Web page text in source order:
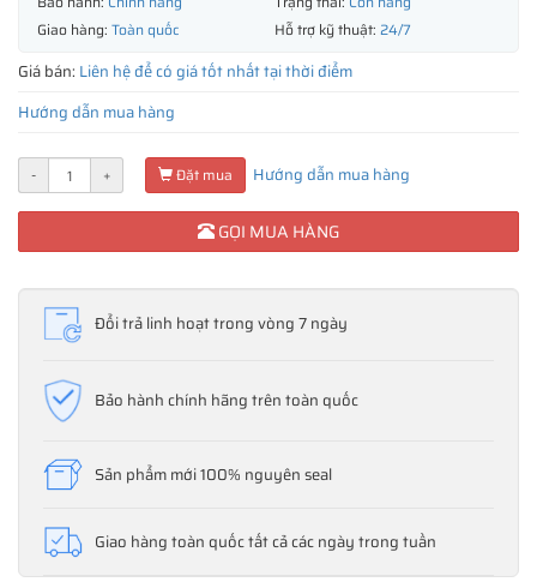
Giao hàng: Toàn quốc Hỗ trợ kỹ thuật: 24/7
Giá bán: Liên hệ để có giá tốt nhất tại thời điểm
Hướng dẫn mua hàng
- + Đặt mua Hướng dẫn mua hàng
GỌI MUA HÀNG
Đổi trả linh hoạt trong vòng 7 ngày
Bảo hành chính hãng trên toàn quốc
Sản phẩm mới 100% nguyên seal
Giao hàng toàn quốc tất cả các ngày trong tuần